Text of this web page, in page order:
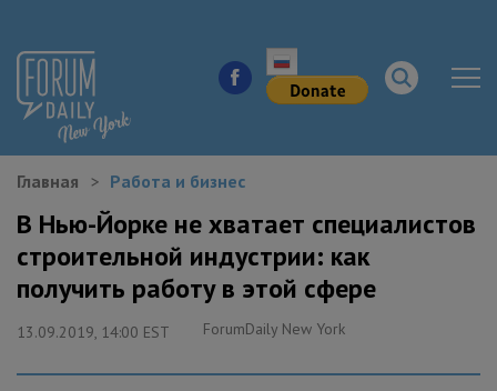
КУДА ПОЙТИ В ГОРОДЕ
ЗДОРОВЬЕ
Главная Работа и бизнес
В Нью-Йорке не хватает специалистов
строительной индустрии: как
получить работу в этой сфере
13.09.2019, 14:00 EST ForumDaily New York